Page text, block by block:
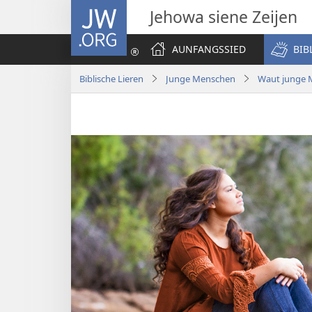
JW.ORG Jehowa siene Zeijen
AUNFANGSSIED
Biblische Lieren Junge Menschen Waut junge